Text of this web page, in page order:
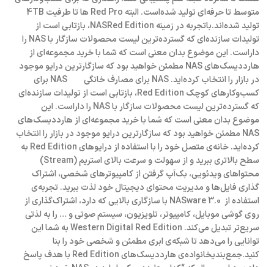
متوسط تا حرفه‌ای تولید شده‌است. البته Red Pro ها تا طرفیت 4TB
تولید شده‌اند.باتجربه در زمینه NASRed Edition، بازتابی است از
تولیدات سازنده‌ای که گسترده‌ترین لیست محصولات سازگار با NAS را
داراست. این موضوع بدان معنی است که شما با خرید مجموعه‌ای از
هارددیسک‌های NAS مطمئن خواهید بود که سازگارترین درایو موجود
در بازار را انتخاب کرده‌اید. NAS برای مصارف خانگی NAS برای
کسب‌وکارهای کوچک Red Edition، بازتابی است از تولیدات سازنده‌ای
که گسترده‌ترین لیست محصولات سازگار با NAS را داراست. این
موضوع بدان معنی است که شما با خرید مجموعه‌ای از هارددیسک‌های
NAS مطمئن خواهید بود که سازگارترین درایو موجود در بازار را انتخاب
کرده‌اید. خانه‌ی متصل خود را با استفاده از درایوهای Red Edition به
سطح بالاتری ببرید و از سهولت و سرعت بالای استریم (Stream)
محتواهای ویدئویی، بک‌آپ گرفتن از کامپیوترهای شخصی، اشتراک
گذاری فایل‌ها و مدیریت محتوای دیجیتال خود لذت ببرید. تجربه‌ی
استفاده از ‌ NASware 3.0 با سازگاری بالایی که دارد، اشتراک‌گذاری از
روی گوشی موبایل، کامپیوتر، تلویزیون، سیستم صوتی و … را به لذتی
سریع‌تر تبدیل می‌کند. Western Digital Red Edition به شما این
توانایی را می‌دهد تا شبکه‌ی ابری مطمئن و شخصی خود را بنا
کنید.جمع‌بندیخانواده‌ی هارددیسک‌های Red Edition با هدف پاسخ